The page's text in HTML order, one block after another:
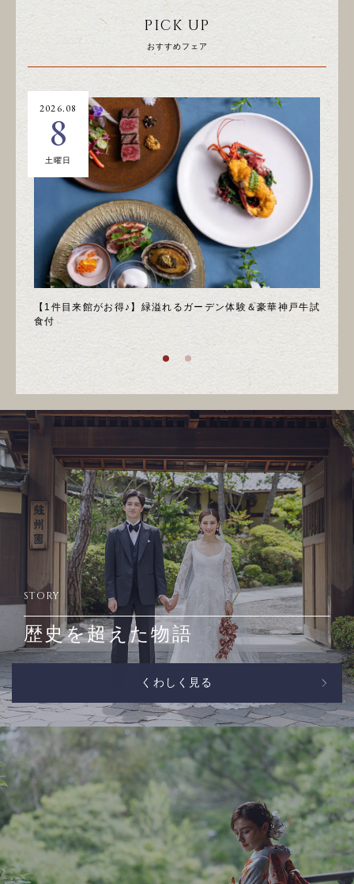
PICK UP
おすすめフェア
【1件目来館がお得♪】緑溢れるガーデン体験＆豪華神戸牛試
食付
2026.08
8
土曜日
STORY
歴史を超えた物語
くわしく見る